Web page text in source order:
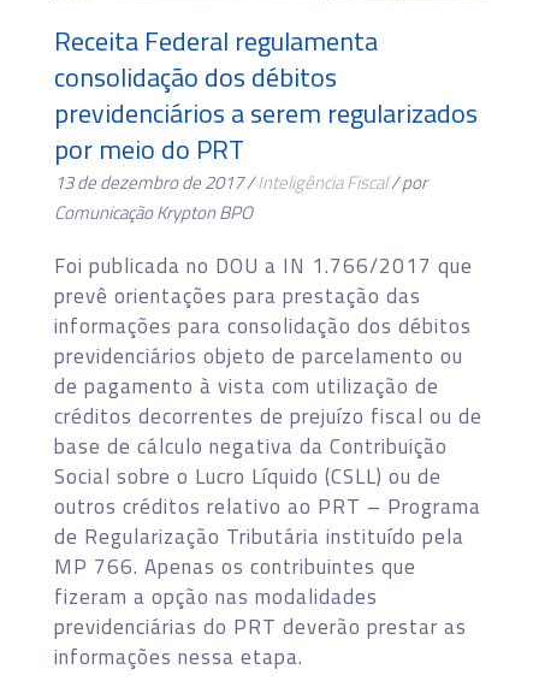
Receita Federal regulamenta
consolidação dos débitos
previdenciários a serem regularizados
por meio do PRT
13 de dezembro de 2017 /Inteligência Fiscal/ por
Comunicação Krypton BPO
Foi publicada no DOU a IN 1.766/2017 que
prevê orientações para prestação das
informações para consolidação dos débitos
previdenciários objeto de parcelamento ou
de pagamento à vista com utilização de
créditos decorrentes de prejuízo fiscal ou de
base de cálculo negativa da Contribuição
Social sobre o Lucro Líquido (CSLL) ou de
outros créditos relativo ao PRT – Programa
de Regularização Tributária instituído pela
MP 766. Apenas os contribuintes que
fizeram a opção nas modalidades
previdenciárias do PRT deverão prestar as
informações nessa etapa.